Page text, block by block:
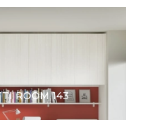
ROOM 143